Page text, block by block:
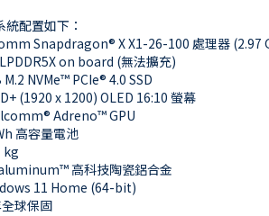
配置如下：
Snapdragon® X X1-26-100 處理器 (2.97
on board (無法擴充)
NVMe™ PCIe® 4.0 SSD
(1920 x 1200) OLED 16:10 螢幕
Adreno™ GPU
高容量電池
kg
高科技陶瓷鋁合金
11 Home (64-bit)
球保固